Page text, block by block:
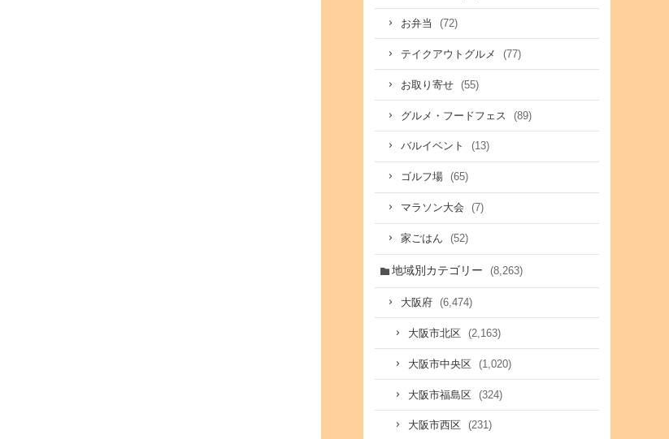
お弁当 (72)
テイクアウトグルメ (77)
お取り寄せ (55)
グルメ・フードフェス (89)
バルイベント (13)
ゴルフ場 (65)
マラソン大会 (7)
家ごはん (52)
地域別カテゴリー (8,263)
大阪府 (6,474)
大阪市北区 (2,163)
大阪市中央区 (1,020)
大阪市福島区 (324)
大阪市西区 (231)